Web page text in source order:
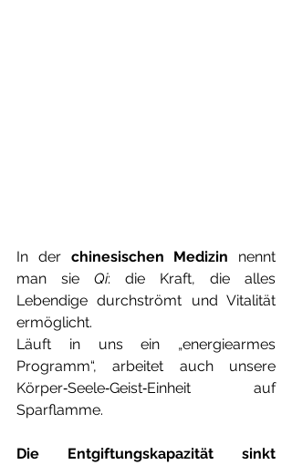
In der chinesischen Medizin nennt
man sie Qi: die Kraft, die alles
Lebendige durchströmt und Vitalität
ermöglicht.
Läuft in uns ein „energiearmes
Programm“, arbeitet auch unsere
Körper‑Seele‑Geist‑Einheit auf
Sparflamme.
Die Entgiftungskapazität sinkt